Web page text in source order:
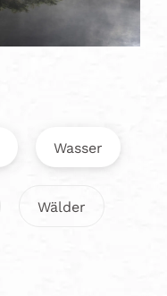
Wasser
Wälder